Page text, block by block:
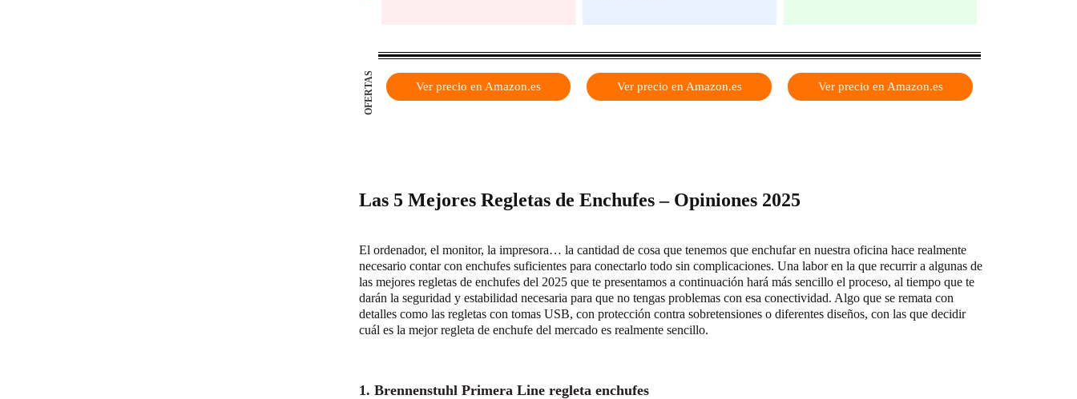
OFERTAS Ver precio en Amazon.es Ver precio en Amazon.es Ver precio en Amazon.es
Las 5 Mejores Regletas de Enchufes – Opiniones 2025
El ordenador, el monitor, la impresora… la cantidad de cosa que tenemos que enchufar en nuestra oficina hace realmente
necesario contar con enchufes suficientes para conectarlo todo sin complicaciones. Una labor en la que recurrir a algunas de
las mejores regletas de enchufes del 2025 que te presentamos a continuación hará más sencillo el proceso, al tiempo que te
darán la seguridad y estabilidad necesaria para que no tengas problemas con esa conectividad. Algo que se remata con
detalles como las regletas con tomas USB, con protección contra sobretensiones o diferentes diseños, con las que decidir
cuál es la mejor regleta de enchufe del mercado es realmente sencillo.
1. Brennenstuhl Primera Line regleta enchufes